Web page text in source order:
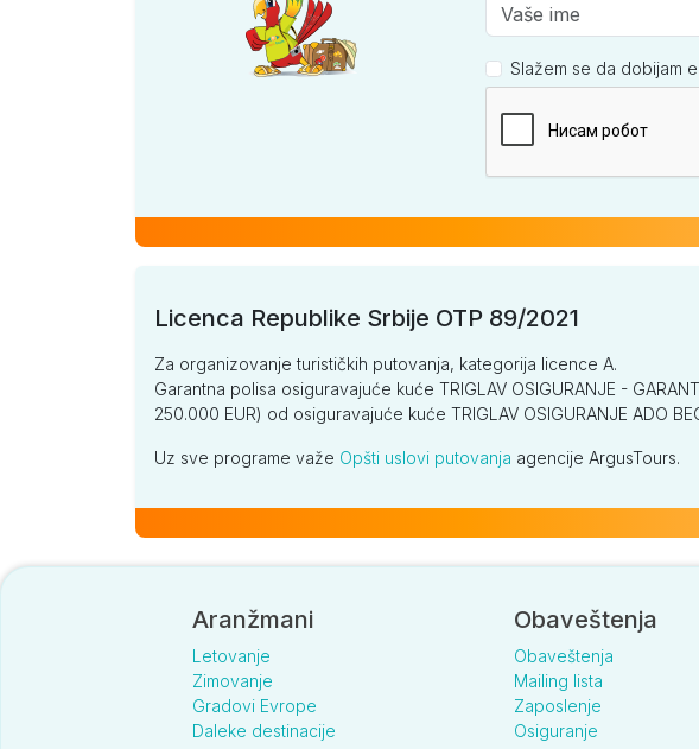
Slažem se da dobijam
Licenca Republike Srbije OTP 89/2021
Za organizovanje turističkih putovanja, kategorija licence A.
Garantna polisa osiguravajuće kuće TRIGLAV OSIGURANJE -
250.000 EUR) od osiguravajuće kuće TRIGLAV OSIGURANJE ADO
Uz sve programe važe Opšti uslovi putovanja agencije ArgusTours.
Aranžmani
Letovanje
Zimovanje
Gradovi Evrope
Daleke destinacije
Obaveštenja
Obaveštenja
Mailing lista
Zaposlenje
Osiguranje